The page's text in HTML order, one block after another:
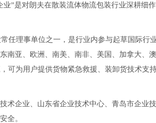
”是对朗夫在散装流体物流包装行业深耕细作
任理事单位之一，是行业内参与起草国际行
南亚、欧洲、南美、南非、美国、加拿大、
可为用户提供货物紧急救援、装卸货技术支持
术企业、山东省企业技术中心、青岛市企业
全。